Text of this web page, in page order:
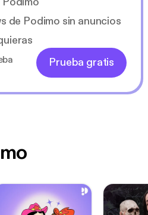
de Podimo sin anuncios
Prueba gratis